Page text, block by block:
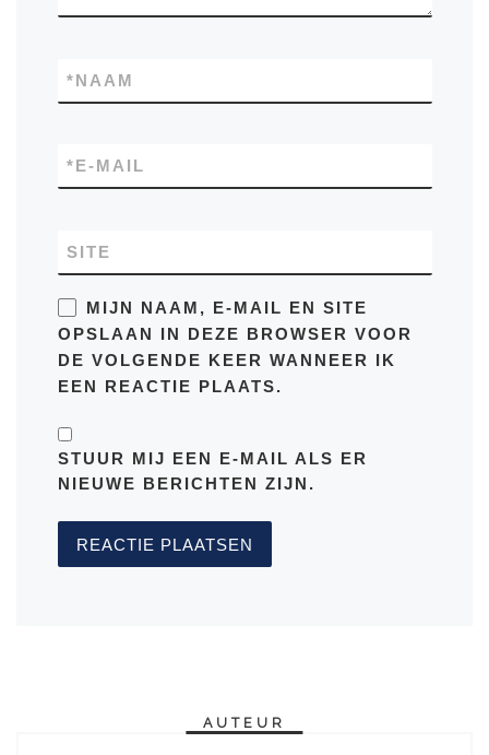
NAAM
*
E-MAIL
*
SITE
MIJN NAAM, E-MAIL EN SITE
OPSLAAN IN DEZE BROWSER VOOR
DE VOLGENDE KEER WANNEER IK
EEN REACTIE PLAATS.
STUUR MIJ EEN E-MAIL ALS ER
NIEUWE BERICHTEN ZIJN.
AUTEUR